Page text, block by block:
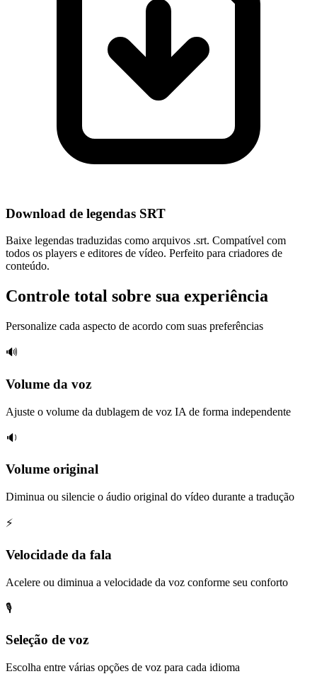
Download de legendas SRT
Baixe legendas traduzidas como arquivos .srt. Compatível com
todos os players e editores de vídeo. Perfeito para criadores de
conteúdo.
Controle total sobre sua experiência
Personalize cada aspecto de acordo com suas preferências
🔊
Volume da voz
Ajuste o volume da dublagem de voz IA de forma independente
🔉
Volume original
Diminua ou silencie o áudio original do vídeo durante a tradução
⚡
Velocidade da fala
Acelere ou diminua a velocidade da voz conforme seu conforto
🎙️
Seleção de voz
Escolha entre várias opções de voz para cada idioma